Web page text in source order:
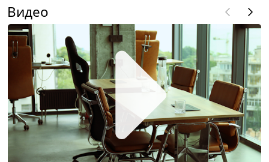
Видео